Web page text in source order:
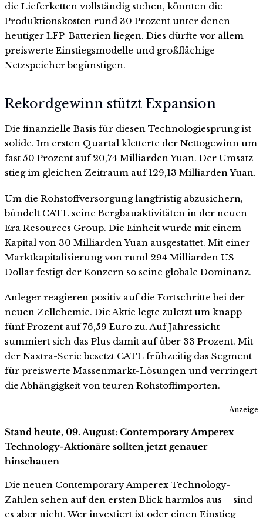
die Lieferketten vollständig stehen, könnten die
Produktionskosten rund 30 Prozent unter denen
heutiger LFP-Batterien liegen. Dies dürfte vor allem
preiswerte Einstiegsmodelle und großflächige
Netzspeicher begünstigen.
Rekordgewinn stützt Expansion
Die finanzielle Basis für diesen Technologiesprung ist
solide. Im ersten Quartal kletterte der Nettogewinn um
fast 50 Prozent auf 20,74 Milliarden Yuan. Der Umsatz
stieg im gleichen Zeitraum auf 129,13 Milliarden Yuan.
Um die Rohstoffversorgung langfristig abzusichern,
bündelt CATL seine Bergbauaktivitäten in der neuen
Era Resources Group. Die Einheit wurde mit einem
Kapital von 30 Milliarden Yuan ausgestattet. Mit einer
Marktkapitalisierung von rund 294 Milliarden US-
Dollar festigt der Konzern so seine globale Dominanz.
Anleger reagieren positiv auf die Fortschritte bei der
neuen Zellchemie. Die Aktie legte zuletzt um knapp
fünf Prozent auf 76,59 Euro zu. Auf Jahressicht
summiert sich das Plus damit auf über 33 Prozent. Mit
der Naxtra-Serie besetzt CATL frühzeitig das Segment
für preiswerte Massenmarkt-Lösungen und verringert
die Abhängigkeit von teuren Rohstoffimporten.
Anzeige
Stand heute, 09. August: Contemporary Amperex
Technology-Aktionäre sollten jetzt genauer
hinschauen
Die neuen Contemporary Amperex Technology-
Zahlen sehen auf den ersten Blick harmlos aus – sind
es aber nicht. Wer investiert ist oder einen Einstieg